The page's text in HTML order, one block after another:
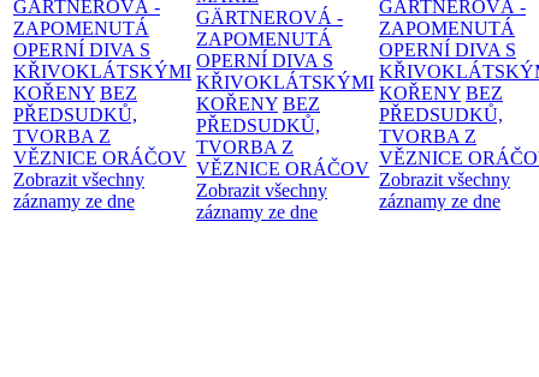
GÄRTNEROVÁ -
ZAPOMENUTÁ
OPERNÍ DIVA S
KŘIVOKLÁTSKÝMI
KOŘENY BEZ
PŘEDSUDKŮ,
TVORBA Z
VĚZNICE ORÁČOV
Zobrazit všechny
záznamy ze dne
GÄRTNEROVÁ -
ZAPOMENUTÁ
OPERNÍ DIVA S
KŘIVOKLÁTSKÝMI
KOŘENY BEZ
PŘEDSUDKŮ,
TVORBA Z
VĚZNICE ORÁČOV
Zobrazit všechny
záznamy ze dne
GÄRTNEROVÁ -
ZAPOMENUTÁ
OPERNÍ DIVA S
KOŘENY BEZ
PŘEDSUDKŮ,
TVORBA Z
VĚZNICE
Zobrazit všechny
záznamy ze dne